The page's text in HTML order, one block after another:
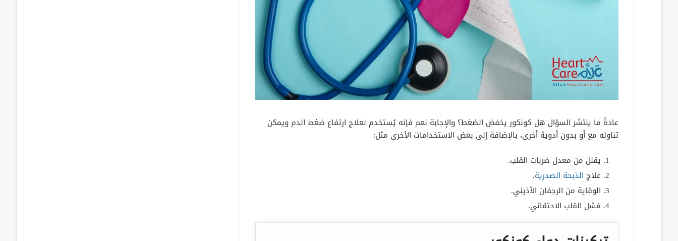
عادةً ما ينتشر السؤال هل كونكور يخفض الضغط؟ والإجابة نعم فإنه يُستخدم لعلاج ارتفاع ضغط الدم ويمكن
تناوله مع أو بدون أدوية أخرى، بالإضافة إلى بعض الاستخدامات الأخرى مثل:
يقلل من معدل ضربات القلب.
علاجالذبحة الصدرية.
الوقاية من الرجفان الأذيني.
فشل القلب الاحتقاني.